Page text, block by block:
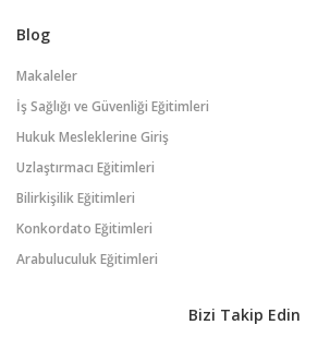
Blog
Makaleler
İş Sağlığı ve Güvenliği Eğitimleri
Hukuk Mesleklerine Giriş
Uzlaştırmacı Eğitimleri
Bilirkişilik Eğitimleri
Konkordato Eğitimleri
Arabuluculuk Eğitimleri
Bizi Takip Edin